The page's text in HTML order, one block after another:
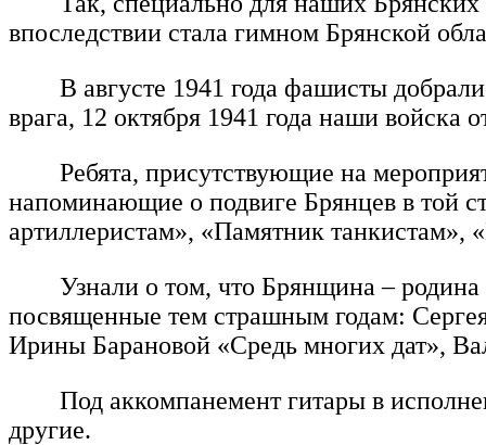
впоследствии стала гимном Брянской
В августе 1941 года фашисты
врага, 12 октября 1941 года наши войска
Ребята, присутствующие на
напоминающие о подвиге Брянцев в той
артиллеристам», «Памятник
Узнали о том, что Брянщина – родина
посвященные тем страшным годам:
Ирины Барановой «Средь многих дат»,
Под аккомпанемент гитары в
другие.